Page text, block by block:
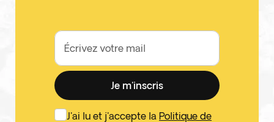
Écrivez votre mail
Je m'inscris
J'ai lu et j'accepte la Politique de